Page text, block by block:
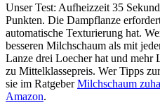
Unser Test: Aufheizzeit 35
Punkten. Die Dampflanze
automatische Texturierung hat.
besseren Milchschaum als mit
Lanze drei Loecher hat und
zu Mittelklassepreis. Wer Tipps
sie im RatgeberMilchschaum
Amazon.